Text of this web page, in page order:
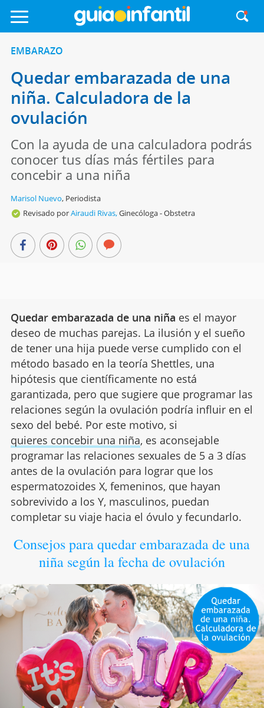
EMBARAZO
Quedar embarazada de una
niña. Calculadora de la
ovulación
Con la ayuda de una calculadora podrás
conocer tus días más fértiles para
concebir a una niña
Marisol Nuevo, Periodista
Revisado porAiraudi Rivas,Ginecóloga - Obstetra
Quedar embarazada de una niña es el mayor
deseo de muchas parejas. La ilusión y el sueño
de tener una hija puede verse cumplido con el
método basado en la teoría Shettles, una
hipótesis que científicamente no está
garantizada, pero que sugiere que programar las
relaciones según la ovulación podría influir en el
sexo del bebé. Por este motivo, si
quieres concebir una niña, es aconsejable
programar las relaciones sexuales de 5 a 3 días
antes de la ovulación para lograr que los
espermatozoides X, femeninos, que hayan
sobrevivido a los Y, masculinos, puedan
completar su viaje hacia el óvulo y fecundarlo.
Consejos para quedar embarazada de una
niña según la fecha de ovulación